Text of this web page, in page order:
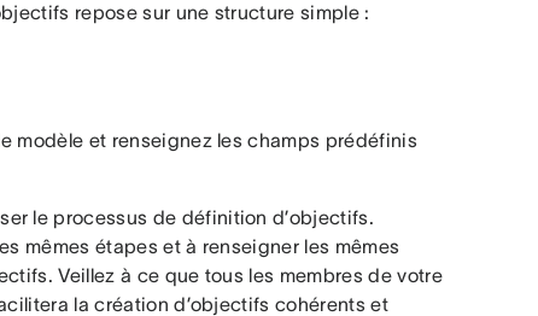
repose sur une structure simple :
modèle et renseignez les champs prédéfinis
le processus de définition d’objectifs.
mêmes étapes et à renseigner les mêmes
Veillez à ce que tous les membres de votre
la création d’objectifs cohérents et